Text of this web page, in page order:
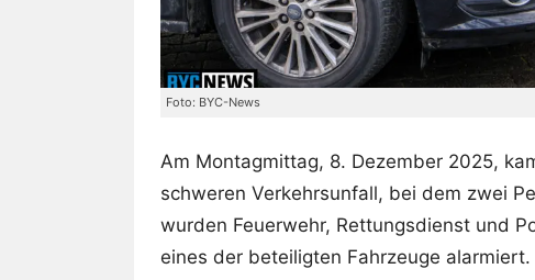
Foto: BYC-News
Am Montagmittag, 8. Dezember 2025,
schweren Verkehrsunfall, bei dem zwei
wurden Feuerwehr, Rettungsdienst und
eines der beteiligten Fahrzeuge